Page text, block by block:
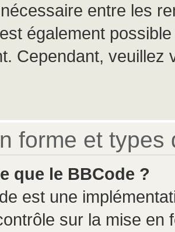
nécessaire entre les
également
Cependant,
forme et types
que le BBCode ?
est une
sur la mise en